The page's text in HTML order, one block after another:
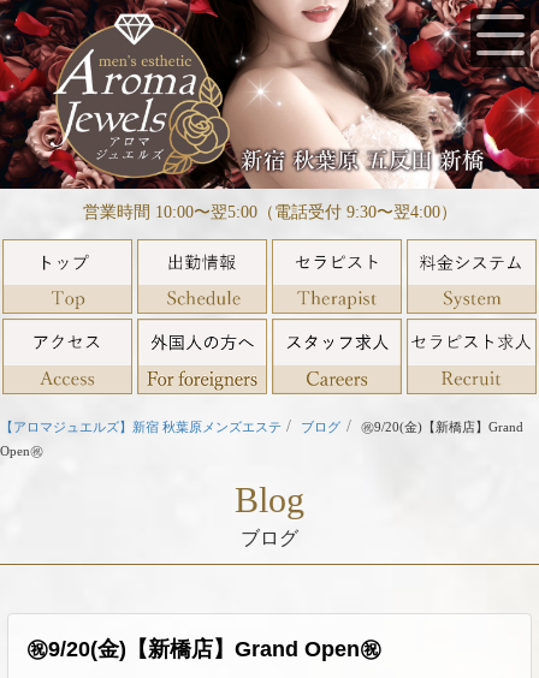
営業時間 10:00〜翌5:00（電話受付 9:30〜翌4:00）
【アロマジュエルズ】新宿 秋葉原メンズエステ ブログ
㊗️9/20(金)【新橋店】Grand
Open㊗️
Blog
ブログ
㊗️9/20(金)【新橋店】Grand Open㊗️